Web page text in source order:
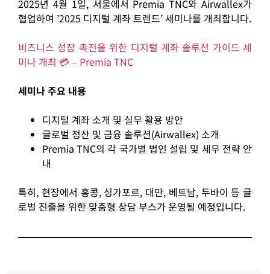
2025년 4월 1일, 서울에서 Premia TNC와 Airwallex가
협업하여 ’2025 디지털 계좌 트렌드’ 세미나를 개최합니다.
비즈니스 성장 촉진을 위한 디지털 계좌 솔루션 가이드 세
미나 개최 💳 – Premia TNC
세미나 주요 내용
디지털 계좌 소개 및 실무 활용 방안
글로벌 정산 및 금융 솔루션(Airwallex) 소개
Premia TNC의 각 국가별 법인 설립 및 세무 전략 안
내
특히, 현장에서 홍콩, 싱가포르, 대만, 베트남, 두바이 등 글
로벌 진출을 위한 맞춤형 상담 부스가 운영될 예정입니다.